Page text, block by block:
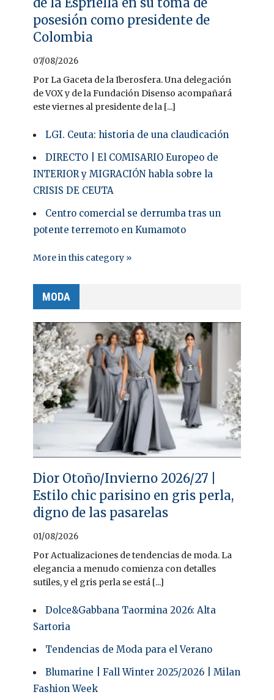
posesión como presidente de
Colombia
07/08/2026
Por La Gaceta de la Iberosfera. Una delegación
de VOX y de la Fundación Disenso acompañará
este viernes al presidente de la [...]
LGI. Ceuta: historia de una claudicación
DIRECTO | El COMISARIO Europeo de
INTERIOR y MIGRACIÓN habla sobre la
CRISIS DE CEUTA
Centro comercial se derrumba tras un
potente terremoto en Kumamoto
More in this category »
MODA
Dior Otoño/Invierno 2026/27 |
Estilo chic parisino en gris perla,
digno de las pasarelas
01/08/2026
Por Actualizaciones de tendencias de moda. La
elegancia a menudo comienza con detalles
sutiles, y el gris perla se está [...]
Dolce&Gabbana Taormina 2026: Alta
Sartoria
Tendencias de Moda para el Verano
Blumarine | Fall Winter 2025/2026 | Milan
Fashion Week